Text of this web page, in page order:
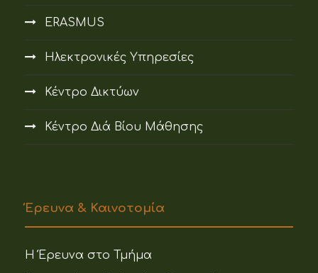
ERASMUS
Ηλεκτρονικές Υπηρεσίες
Κέντρο Δικτύων
Κέντρο Διά Βίου Μάθησης
Έρευνα & Καινοτομία
Η Έρευνα στο Τμήμα